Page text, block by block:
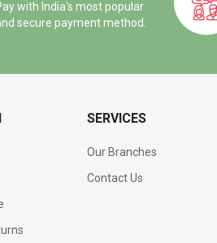
with India's most popular
secure payment method.
SERVICES
Our Branches
Contact Us